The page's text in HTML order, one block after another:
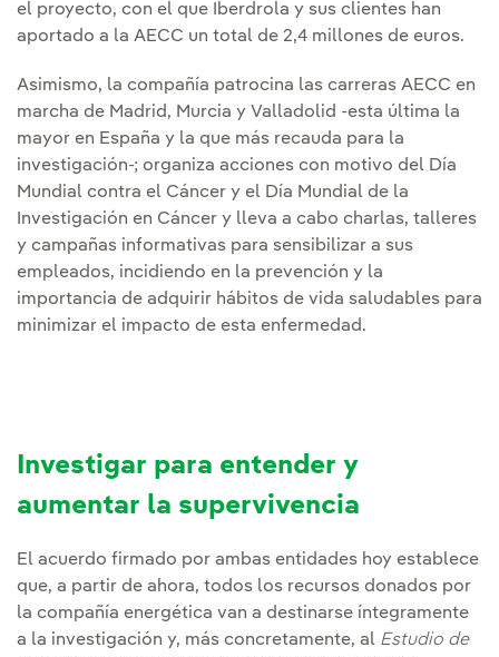
el proyecto, con el que Iberdrola y sus clientes han
aportado a la AECC un total de 2,4 millones de euros.
Asimismo, la compañía patrocina las carreras AECC en
marcha de Madrid, Murcia y Valladolid -esta última la
mayor en España y la que más recauda para la
investigación-; organiza acciones con motivo del Día
Mundial contra el Cáncer y el Día Mundial de la
Investigación en Cáncer y lleva a cabo charlas, talleres
y campañas informativas para sensibilizar a sus
empleados, incidiendo en la prevención y la
importancia de adquirir hábitos de vida saludables para
minimizar el impacto de esta enfermedad.
Investigar para entender y
aumentar la supervivencia
El acuerdo firmado por ambas entidades hoy establece
que, a partir de ahora, todos los recursos donados por
la compañía energética van a destinarse íntegramente
a la investigación y, más concretamente, al Estudio de